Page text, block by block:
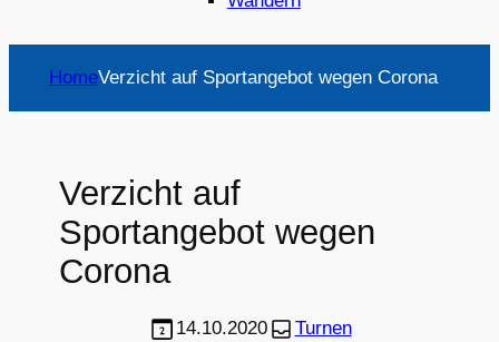
HomeVerzicht auf Sportangebot wegen Corona
Verzicht auf
Sportangebot wegen
Corona
14.10.2020 Turnen